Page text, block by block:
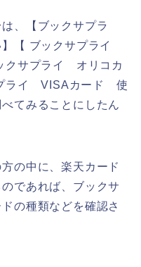
、【ブックサプラ
【 ブックサプライ
クサプライ オリコカ
ライ VISAカード 使
てみることにしたん
の中に、楽天カード
であれば、ブックサ
の種類などを確認さ